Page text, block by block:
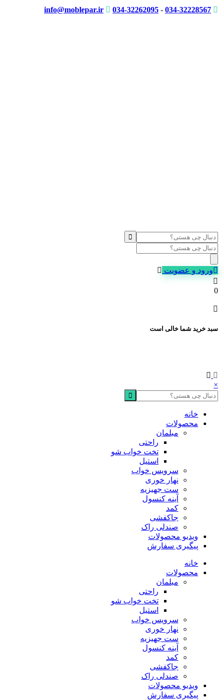
info@moblepar.ir 034-32262095 - 034-32228567
Products
search
ورود و عضویت
0
سبد خرید شما خالی است
×
خانه
محصولات
مبلمان
راحتی
تخت خواب شو
استیل
سرویس خواب
نهار خوری
ست جهیزیه
آینه کنسول
کمد
جاکفشی
صندلی راک
ویدیو محصولات
پیگیری سفارش
خانه
محصولات
مبلمان
راحتی
تخت خواب شو
استیل
سرویس خواب
نهار خوری
ست جهیزیه
آینه کنسول
کمد
جاکفشی
صندلی راک
ویدیو محصولات
پیگیری سفارش